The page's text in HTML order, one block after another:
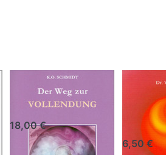
Der Weg zur
Vollendung
18,00 €
durch
6,50 €